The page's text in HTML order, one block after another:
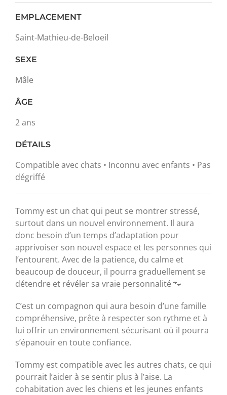
EMPLACEMENT
Saint-Mathieu-de-Beloeil
SEXE
Mâle
ÂGE
2 ans
DÉTAILS
Compatible avec chats • Inconnu avec enfants • Pas
dégriffé
Tommy est un chat qui peut se montrer stressé,
surtout dans un nouvel environnement. Il aura
donc besoin d’un temps d’adaptation pour
apprivoiser son nouvel espace et les personnes qui
l’entourent. Avec de la patience, du calme et
beaucoup de douceur, il pourra graduellement se
détendre et révéler sa vraie personnalité 🐾
C’est un compagnon qui aura besoin d’une famille
compréhensive, prête à respecter son rythme et à
lui offrir un environnement sécurisant où il pourra
s’épanouir en toute confiance.
Tommy est compatible avec les autres chats, ce qui
pourrait l’aider à se sentir plus à l’aise. La
cohabitation avec les chiens et les jeunes enfants